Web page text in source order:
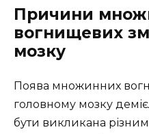
Причини
вогнищевих
мозку
Поява множинних
головному мозку
бути викликана